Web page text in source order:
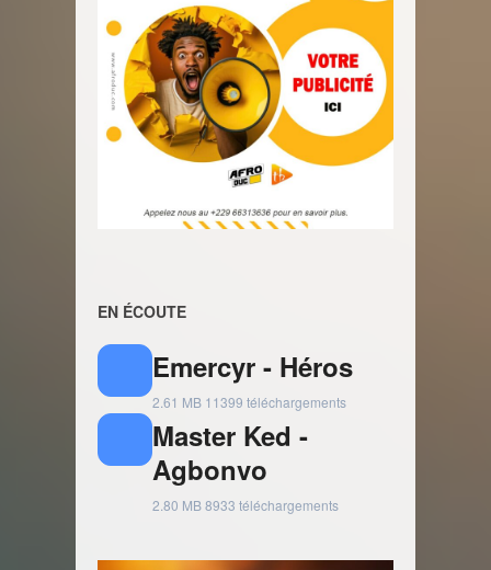
EN ÉCOUTE
Emercyr - Héros
2.61 MB 11399 téléchargements
Master Ked -
Agbonvo
2.80 MB8933 téléchargements